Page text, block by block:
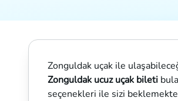
Zonguldak uçak ile
Zonguldak ucuz uçak bileti
seçenekleri ile sizi